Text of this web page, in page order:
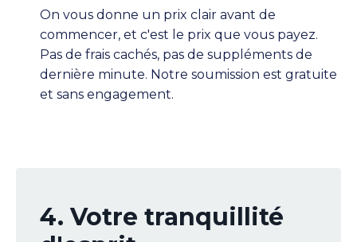
On vous donne un prix clair avant de
commencer, et c'est le prix que vous payez.
Pas de frais cachés, pas de suppléments de
dernière minute. Notre soumission est gratuite
et sans engagement.
4. Votre tranquillité